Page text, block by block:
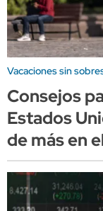
Vacaciones sin
Consejos
Estados
de más en